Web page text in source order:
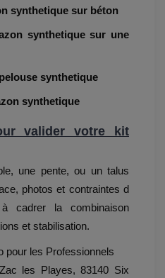
synthetique sur béton
synthetique sur une
synthetique
synthetique
valider votre kit
une pente, ou un talus
photos et contraintes d
cadrer la combinaison
et stabilisation.
pour les Professionnels
les Playes, 83140 Six